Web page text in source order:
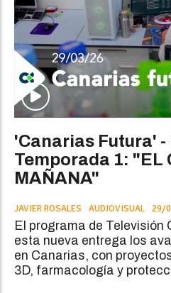
'Canarias Futura' -
Temporada 1: "EL
MAÑANA"
JAVIER ROSALES AUDIOVISUAL 29/
El programa de Televisión
esta nueva entrega los
en Canarias, con
3D, farmacología y